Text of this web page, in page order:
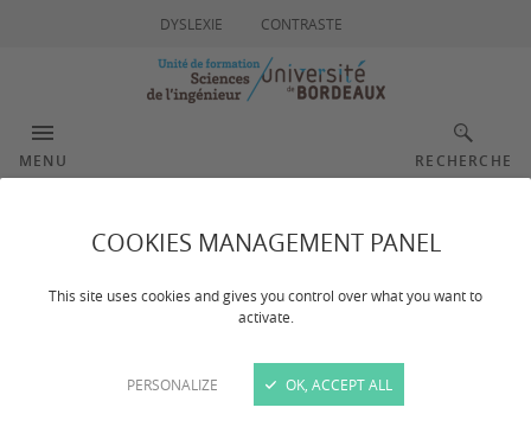
COOKIES MANAGEMENT PANEL
This site uses cookies and gives you control over what you want to
activate.
PERSONALIZE OK, ACCEPT ALL
DYSLEXIE CONTRASTE
MENU RECHERCHE
Cursus Master en
Ingénierie IMSAT
Dernière mise à jour :le 17/07/2025